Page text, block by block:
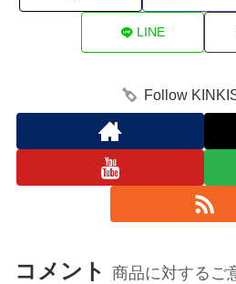
LINE
Follow
コメント 商品に対するご